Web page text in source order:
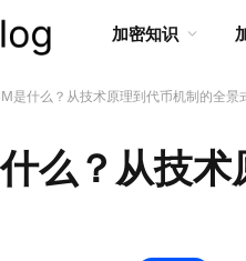
加密知识
是什么？从技术原理到代币机制的全景
么？从技